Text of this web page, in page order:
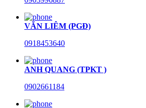
VĂN LIÊM (PGĐ)
0918453640
ANH QUANG (TPKT )
0902661184